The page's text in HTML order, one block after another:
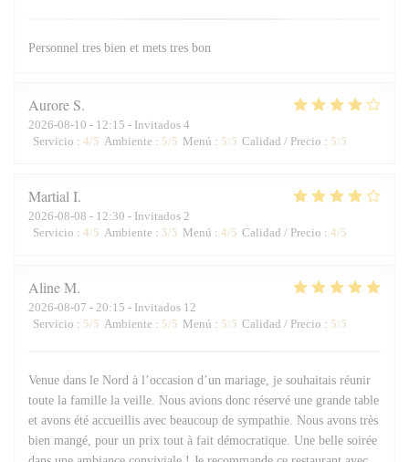
Personnel tres bien et mets tres bon
Aurore S
2026-08-10 - 12:15 - Invitados 4
Servicio : 4/5 Ambiente : 5/5 Menú : 5/5 Calidad / Precio : 5/5
Martial I
2026-08-08 - 12:30 - Invitados 2
Servicio : 4/5 Ambiente : 5/5 Menú : 4/5 Calidad / Precio : 4/5
AlineM
2026-08-07 - 20:15 - Invitados 12
Servicio : 5/5 Ambiente : 5/5 Menú : 5/5 Calidad / Precio : 5/5
Venue dans le Nord à l’occasion d’un mariage, je souhaitais réunir
toute la famille la veille. Nous avions donc réservé une grande table
et avons été accueillis avec beaucoup de sympathie. Nous avons très
bien mangé, pour un prix tout à fait démocratique. Une belle soirée